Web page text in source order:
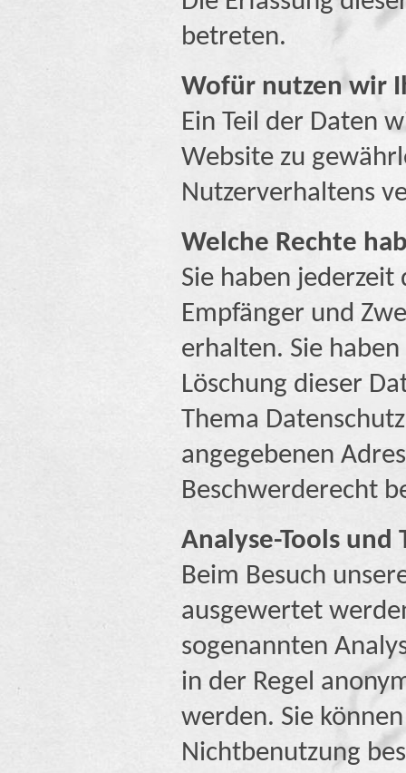
betreten.
Wofür nutzen wir
Ein Teil der Daten
Website zu
Nutzerverhaltens
Welche Rechte
Sie haben
Empfänger und
erhalten. Sie
Löschung dieser
Thema
angegebenen
Beschwerderecht
Analyse-Tools
Beim Besuch
ausgewertet
sogenannten
in der Regel
werden. Sie
Nichtbenutzung